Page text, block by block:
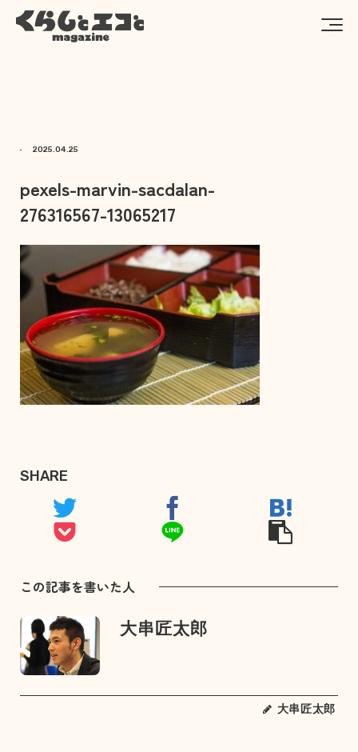
2025.04.25
pexels-marvin-sacdalan-
276316567-13065217
SHARE
この記事を書いた人
大串匠太郎
大串匠太郎